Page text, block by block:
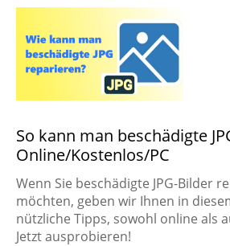
So kann man beschädigte
Online/Kostenlos/PC
Wenn Sie beschädigte JPG-Bilder
möchten, geben wir Ihnen in
nützliche Tipps, sowohl online als
Jetzt ausprobieren!